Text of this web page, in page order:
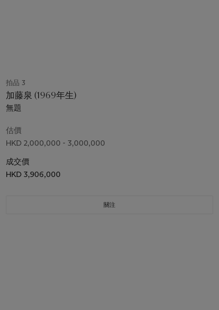
拍品 3
加藤泉 (1969年生)
無題
估價
HKD 2,000,000 - 3,000,000
成交價
HKD 3,906,000
關注